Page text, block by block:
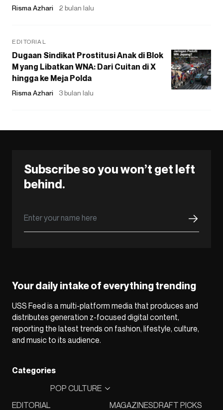
Risma Azhari 2 bulan lalu
EDITORIAL
Dugaan Sindikat Prostitusi Anak di Blok
M yang Libatkan WNA: Dari Cuitan di X
hingga ke Meja Polda
Risma Azhari 3 bulan lalu
Subscribe so you won’t get left
behind.
Your daily intake of everything trending
USS Feed is a multi-platform media that produces and
distributes generation z-focused digital content,
reporting the latest trends on fashion, lifestyle, culture,
and music to its audience.
Categories
EDITORIAL
POP CULTURE
MAGAZINESDRAFT PICKS